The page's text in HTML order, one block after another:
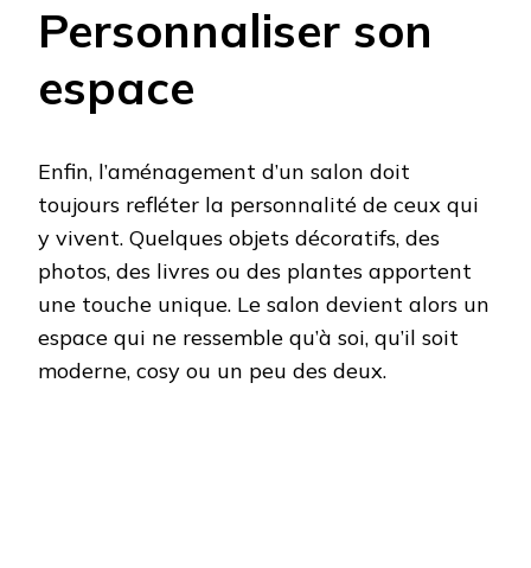
Personnaliser son
espace
Enfin, l’aménagement d’un salon doit
toujours refléter la personnalité de ceux qui
y vivent. Quelques objets décoratifs, des
photos, des livres ou des plantes apportent
une touche unique. Le salon devient alors un
espace qui ne ressemble qu’à soi, qu’il soit
moderne, cosy ou un peu des deux.